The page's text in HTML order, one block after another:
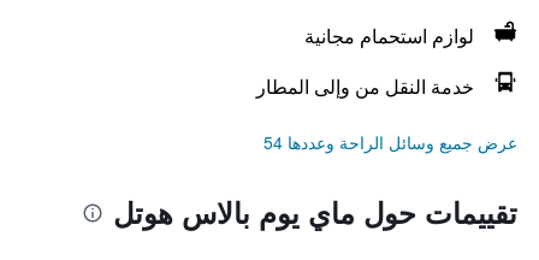
لوازم استحمام مجانية
خدمة النقل من وإلى المطار
عرض جميع وسائل الراحة وعددها 54
تقييمات حول ماي يوم بالاس هوتل